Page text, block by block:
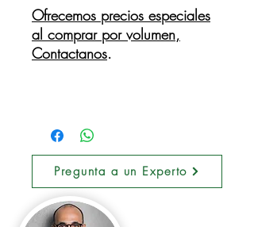
Ofrecemos precios especiales
al comprar por volumen,
Contactanos.
Pregunta a un Experto